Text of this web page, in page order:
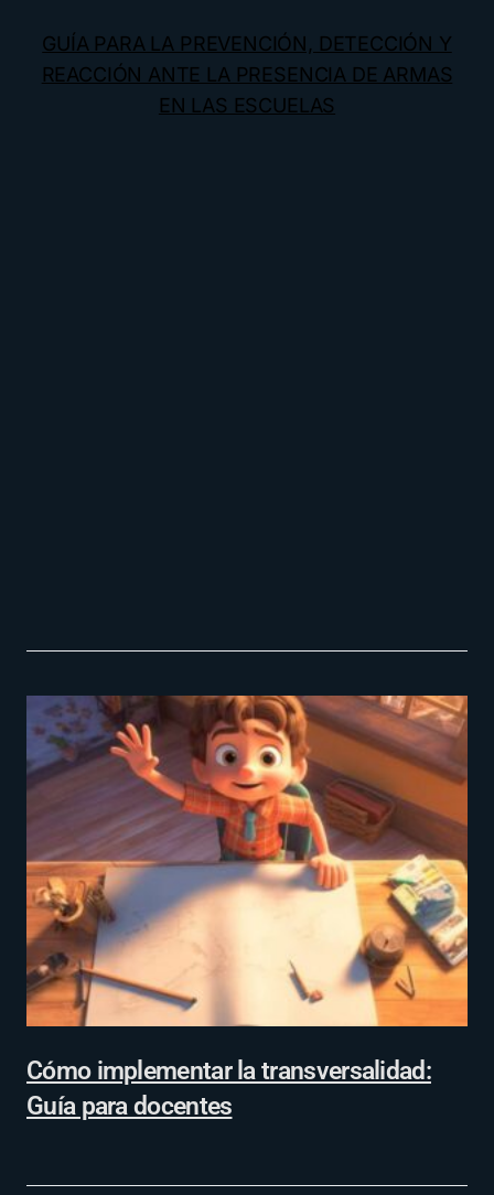
GUÍA PARA LA PREVENCIÓN, DETECCIÓN Y
REACCIÓN ANTE LA PRESENCIA DE ARMAS
EN LAS ESCUELAS
Cómo implementar la transversalidad:
Guía para docentes